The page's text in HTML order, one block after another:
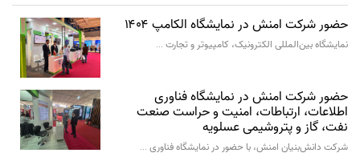
حضور شرکت امنش در نمایشگاه الکامپ ۱۴۰۴
نمایشگاه بین‌المللی الکترونیک، کامپیوتر و تجارت …
حضور شرکت امنش در نمایشگاه فناوری
اطلاعات، ارتباطات، امنیت و حراست صنعت
نفت، گاز و پتروشیمی عسلویه
شرکت دانش‌بنیان امنش، با حضور در نمایشگاه فناوری …